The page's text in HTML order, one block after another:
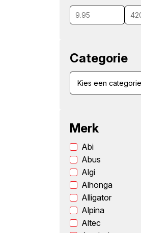
Categorie
Merk
Abi
Abus
Algi
Alhonga
Alligator
Alpina
Altec